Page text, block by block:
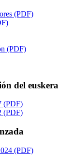
(PDF)
(PDF)
del euskera
(PDF)
(PDF)
(PDF)